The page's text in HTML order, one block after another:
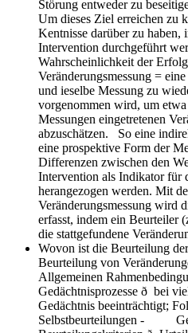
Störung entweder zu
Um dieses Ziel erreichen zu
Kentnisse darüber zu haben,
Intervention durchgeführt
Wahrscheinlichkeit der
Veränderungsmessung =
und ieselbe Messung zu
vorgenommen wird, um
Messungen eingetretenen
abzuschätzen. So eine
eine prospektive Form der
Differenzen zwischen den
Intervention als Indikator für
herangezogen werden. Mit
Veränderungsmessung wird
erfasst, indem ein Beurteiler
die stattgefundene
Wovon ist die Beurteilung
Beurteilung von
Allgemeinen
Gedächtnisprozesse ð bei
Gedächtnis beeinträchtigt;
Selbstbeurteilungen -